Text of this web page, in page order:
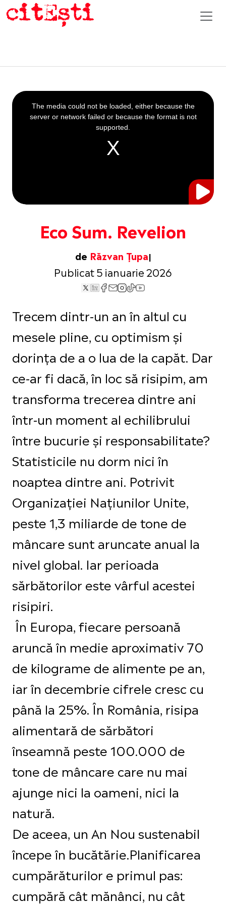
Eco Sum. Revelion
de Răzvan Țupa
Publicat 5 ianuarie 2026
This
is
a
The media could not be loaded, either because the
server or network failed or because the format is not
supported.
Trecem dintr-un an în altul cu
mesele pline, cu optimism și
dorința de a o lua de la capăt. Dar
ce-ar fi dacă, în loc să risipim, am
transforma trecerea dintre ani
într-un moment al echilibrului
între bucurie și responsabilitate?
Statisticile nu dorm nici în
noaptea dintre ani. Potrivit
Organizației Națiunilor Unite,
peste 1,3 miliarde de tone de
mâncare sunt aruncate anual la
nivel global. Iar perioada
sărbătorilor este vârful acestei
risipiri.
În Europa, fiecare persoană
aruncă în medie aproximativ 70
de kilograme de alimente pe an,
iar în decembrie cifrele cresc cu
până la 25%. În România, risipa
alimentară de sărbători
înseamnă peste 100.000 de
tone de mâncare care nu mai
ajunge nici la oameni, nici la
natură.
De aceea, un An Nou sustenabil
începe în bucătărie.Planificarea
cumpărăturilor e primul pas:
cumpără cât mănânci, nu cât